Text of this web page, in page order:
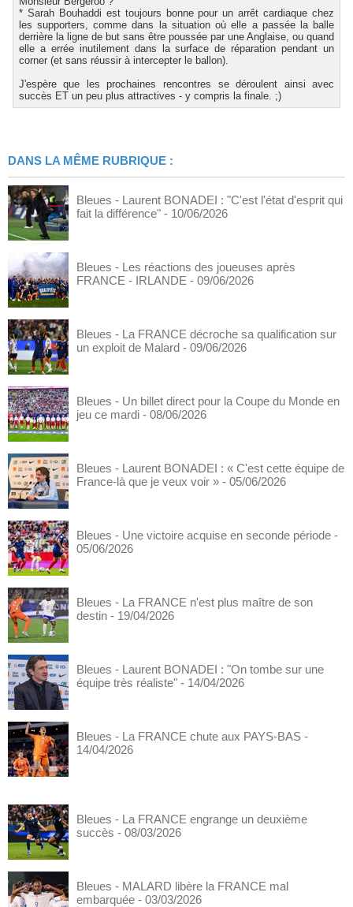
* Sarah Bouhaddi est toujours bonne pour un arrêt cardiaque chez
les supporters, comme dans la situation où elle a passée la balle
derrière la ligne de but sans être poussée par une Anglaise, ou quand
elle a errée inutilement dans la surface de réparation pendant un
corner (et sans réussir à intercepter le ballon).
J'espère que les prochaines rencontres se déroulent ainsi avec
succès ET un peu plus attractives - y compris la finale. ;)
DANS LA MÊME RUBRIQUE :
Bleues - Laurent BONADEI : "C'est l'état d'esprit qui
fait la différence" - 10/06/2026
Bleues - Les réactions des joueuses après
FRANCE - IRLANDE - 09/06/2026
Bleues - La FRANCE décroche sa qualification sur
un exploit de Malard - 09/06/2026
Bleues - Un billet direct pour la Coupe du Monde en
jeu ce mardi - 08/06/2026
Bleues - Laurent BONADEI : « C'est cette équipe de
France-là que je veux voir » - 05/06/2026
Bleues - Une victoire acquise en seconde période -
05/06/2026
Bleues - La FRANCE n'est plus maître de son
destin - 19/04/2026
Bleues - Laurent BONADEI : "On tombe sur une
équipe très réaliste" - 14/04/2026
Bleues - La FRANCE chute aux PAYS-BAS -
14/04/2026
Bleues - La FRANCE engrange un deuxième
succès - 08/03/2026
Bleues - MALARD libère la FRANCE mal
embarquée - 03/03/2026